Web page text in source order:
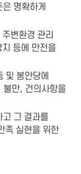
명확하게
변환경 관리
등에 만전을
및 봉안당에
불만, 건의사항을
고 그 결과를
족 실현을 위한